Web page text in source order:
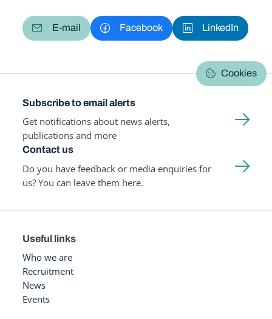
E-mail Facebook LinkedIn
Cookies
Subscribe to email alerts
Get notifications about news alerts,
publications and more
Contact us
Do you have feedback or media enquiries for
us? You can leave them here.
Useful links
Who we are
Recruitment
News
Events